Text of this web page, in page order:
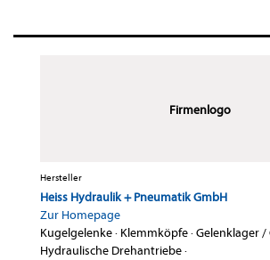
Firmenlogo
Hersteller
Heiss Hydraulik + Pneumatik GmbH
Zur Homepage
Kugelgelenke· Klemmköpfe·Gelenklager
Hydraulische Drehantriebe·